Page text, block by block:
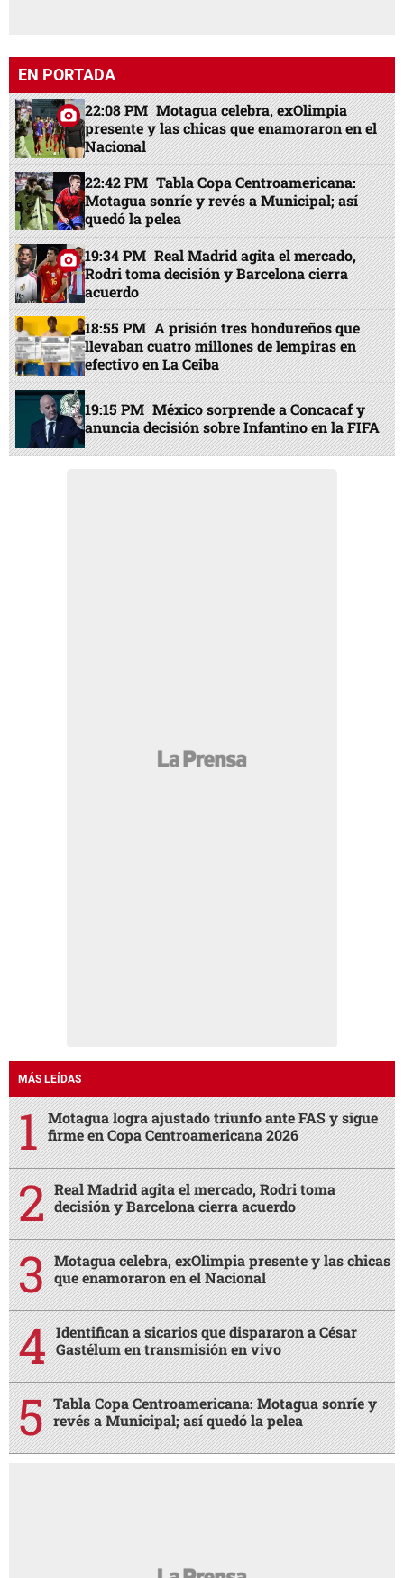
EN PORTADA
22:08 PM Motagua celebra, exOlimpia
presente y las chicas que enamoraron en el
Nacional
22:42 PM Tabla Copa Centroamericana:
Motagua sonríe y revés a Municipal; así
quedó la pelea
19:34 PM Real Madrid agita el mercado,
Rodri toma decisión y Barcelona cierra
acuerdo
18:55 PM A prisión tres hondureños que
llevaban cuatro millones de lempiras en
efectivo en La Ceiba
19:15 PM México sorprende a Concacaf y
anuncia decisión sobre Infantino en la FIFA
MÁS LEÍDAS
Motagua logra ajustado triunfo ante FAS y sigue
firme en Copa Centroamericana 2026
Real Madrid agita el mercado, Rodri toma
decisión y Barcelona cierra acuerdo
Motagua celebra, exOlimpia presente y las chicas
que enamoraron en el Nacional
Identifican a sicarios que dispararon a César
Gastélum en transmisión en vivo
Tabla Copa Centroamericana: Motagua sonríe y
revés a Municipal; así quedó la pelea